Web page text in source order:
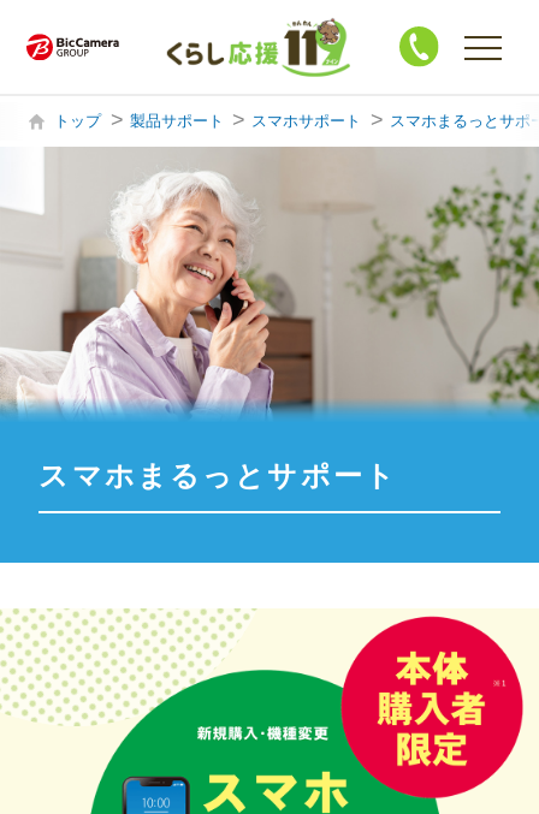
購入・買替相談
製品サポート
ハウスクリーニング
修 理
トップ 製品サポート スマホサポート スマホまるっとサポ
スマホまるっとサポート